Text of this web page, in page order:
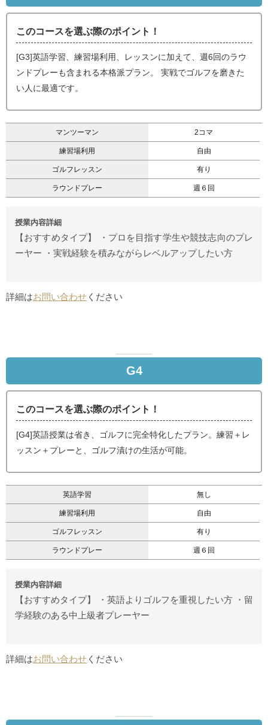
このコースを選ぶ際のポイント！
[G3]英語学習、練習場利用、レッスンに加えて、週6回のラウ
ンドプレーも含まれる本格派プラン。 実戦でゴルフを磨きた
い人に最適です。
マンツーマン 2コマ
練習場利用 自由
ゴルフレッスン 有り
ラウンドプレー 週６回
授業内容詳細
【おすすめタイプ】 ・プロを目指す学生や競技志向のプレ
ーヤー ・実戦経験を積みながらレベルアップしたい方
詳細はお問い合わせ ください
G4
このコースを選ぶ際のポイント！
[G4]英語授業は省き、ゴルフに完全特化したプラン。練習＋レ
ッスン＋プレーと、ゴルフ漬けの生活が可能。
英語学習 無し
練習場利用 自由
ゴルフレッスン 有り
ラウンドプレー 週６回
授業内容詳細
【おすすめタイプ】 ・英語よりゴルフを重視したい方 ・留
学経験のある中上級者プレーヤー
詳細はお問い合わせ ください